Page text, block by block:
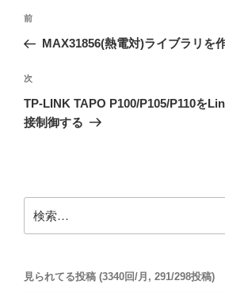
投
ナ
ビ
ゲ
ー
前
の
稿
前
MAX31856(熱電対)ライブラリを
次
の
投
次
TP-LINK TAPO P100/P105/P110を
接制御する
索:
見られてる投稿 (3340回/月, 291/298投稿)